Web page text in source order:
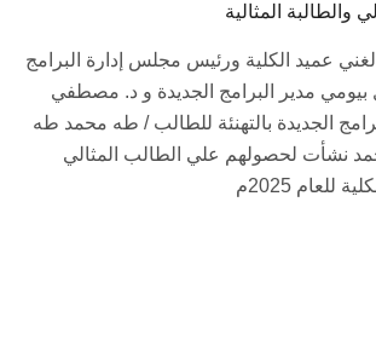
والطالبة المثالية
عميد الكلية ورئيس مجلس إدارة البرامج
بيومي مدير البرامج الجديدة و د. مصطفي
الجديدة بالتهنئة للطالب / طه محمد طه
نشأت لحصولهم علي الطالب المثالي
للعام 2025م